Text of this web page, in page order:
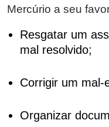
Mercúrio a seu
Resgatar um
mal resolvido;
Corrigir um mal-
Organizar